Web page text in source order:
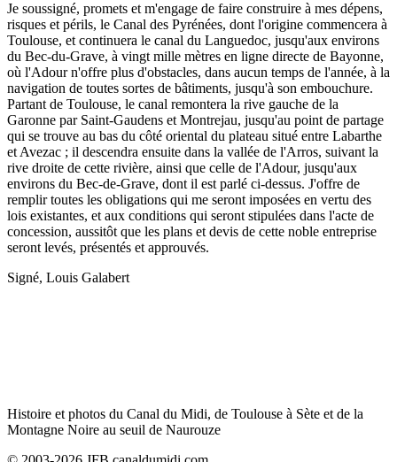
Je soussigné, promets et m'engage de faire construire à mes dépens,
risques et périls, le Canal des Pyrénées, dont l'origine commencera à
Toulouse, et continuera le canal du Languedoc, jusqu'aux environs
du Bec-du-Grave, à vingt mille mètres en ligne directe de Bayonne,
où l'Adour n'offre plus d'obstacles, dans aucun temps de l'année, à la
navigation de toutes sortes de bâtiments, jusqu'à son embouchure.
Partant de Toulouse, le canal remontera la rive gauche de la
Garonne par Saint-Gaudens et Montrejau, jusqu'au point de partage
qui se trouve au bas du côté oriental du plateau situé entre Labarthe
et Avezac ; il descendra ensuite dans la vallée de l'Arros, suivant la
rive droite de cette rivière, ainsi que celle de l'Adour, jusqu'aux
environs du Bec-de-Grave, dont il est parlé ci-dessus. J'offre de
remplir toutes les obligations qui me seront imposées en vertu des
lois existantes, et aux conditions qui seront stipulées dans l'acte de
concession, aussitôt que les plans et devis de cette noble entreprise
seront levés, présentés et approuvés.
Signé, Louis Galabert
Histoire et photos du Canal du Midi, de Toulouse à Sète et de la
Montagne Noire au seuil de Naurouze